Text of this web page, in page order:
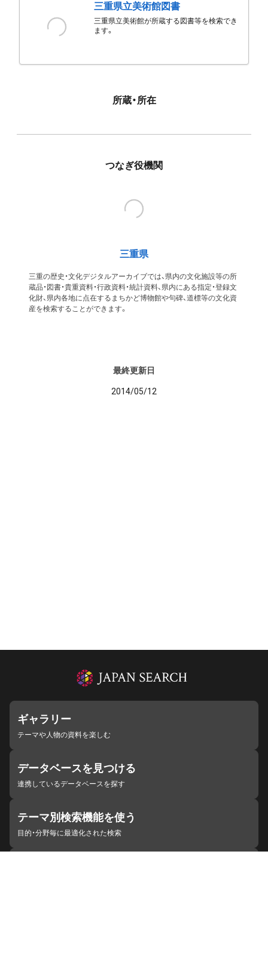
三重県立美術館図書
三重県立美術館が所蔵する図書等を検索でき
ます。
所蔵・所在
つなぎ役機関
三重県
三重の歴史・文化デジタルアーカイブでは、県内の文化施設等の所
蔵品・図書・貴重資料・行政資料・統計資料、県内にある指定・登録文
化財、県内各地に点在するまちかど博物館や句碑、道標等の文化資
産を検索することができます。
最終更新日
2014/05/12
ギャラリー
テーマや人物の資料を楽しむ
データベースを見つける
連携しているデータベースを探す
テーマ別検索機能を使う
目的・分野毎に最適化された検索